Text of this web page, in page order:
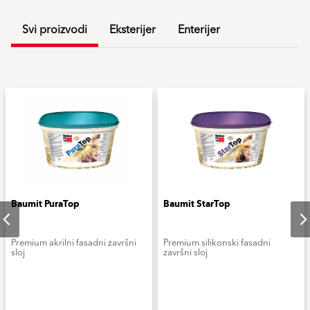
Svi proizvodi Eksterijer Enterijer
Baumit PuraTop
Premium akrilni fasadni završni
sloj
Baumit StarTop
Premium silikonski fasadni
završni sloj